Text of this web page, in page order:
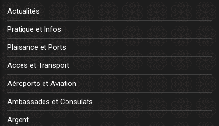
Actualités
Pratique et Infos
Plaisance et Ports
Accès et Transport
Aéroports et Aviation
Ambassades et Consulats
Argent